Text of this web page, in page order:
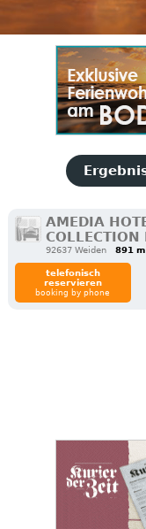
AMEDIA
COLLECTION
92637 Weiden 891 m
telefonisch
reservieren
booking by phone